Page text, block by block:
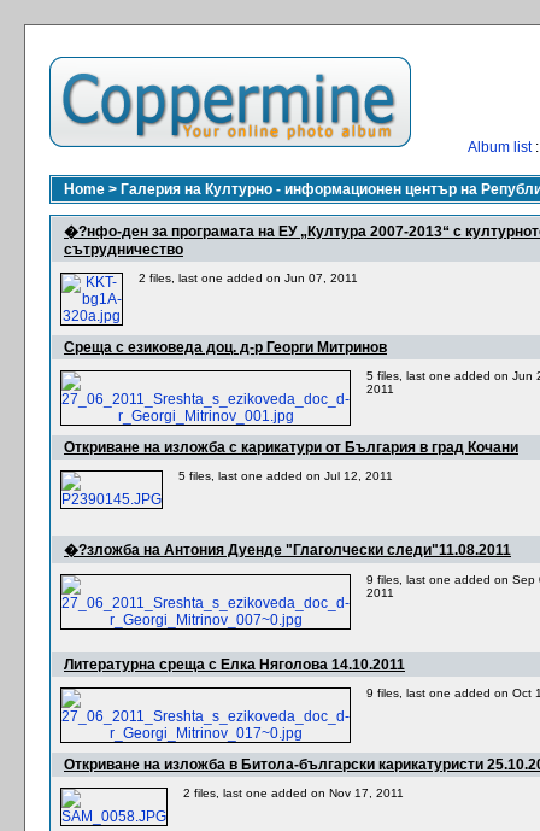
Album list
Home > Галерия на Културно - информационен център на
�?нфо-ден за програмата на ЕУ „Култура 2007-2013“ с
сътрудничество
2 files, last one added on Jun 07, 2011
Среща с езиковеда доц. д-р Георги Митринов
5 files, last one added on Jun
2011
Откриване на изложба с карикатури от България в град Кочани
5 files, last one added on Jul 12, 2011
�?зложба на Антония Дуенде "Глаголчески следи"11.08.2011
9 files, last one added on Sep
2011
Литературна среща с Елка Няголова 14.10.2011
9 files, last one added on Oct
Откриване на изложба в Битола-български карикатуристи
2 files, last one added on Nov 17, 2011